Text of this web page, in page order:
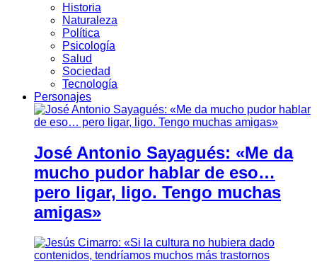
Historia
Naturaleza
Política
Psicología
Salud
Sociedad
Tecnología
Personajes
José Antonio Sayagués: «Me da
mucho pudor hablar de eso…
pero ligar, ligo. Tengo muchas
amigas»